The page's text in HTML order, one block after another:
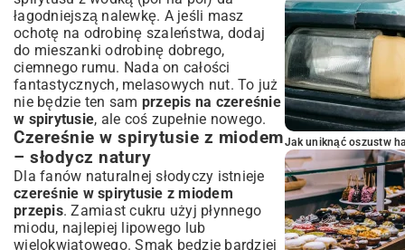
łagodniejszą nalewkę. A jeśli masz
ochotę na odrobinę szaleństwa, dodaj
do mieszanki odrobinę dobrego,
ciemnego rumu. Nada on całości
fantastycznych, melasowych nut. To już
nie będzie ten sam przepis na czereśnie
w spirytusie, ale coś zupełnie nowego.
Czereśnie w spirytusie z miodem
– słodycz natury
Dla fanów naturalnej słodyczy istnieje
czereśnie w spirytusie z miodem
przepis. Zamiast cukru użyj płynnego
miodu, najlepiej lipowego lub
wielokwiatowego. Smak będzie bardziej
Jak uniknąć oszustw